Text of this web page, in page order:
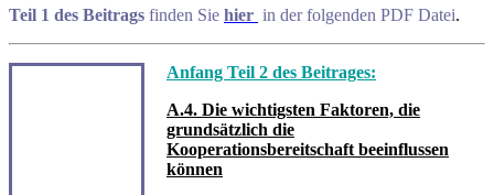
Teil 1 des Beitrags finden Sie hier in der folgenden PDF Datei.
Anfang Teil 2 des Beitrages:
A.4. Die wichtigsten Faktoren, die
grundsätzlich die
Kooperationsbereitschaft beeinflussen
können